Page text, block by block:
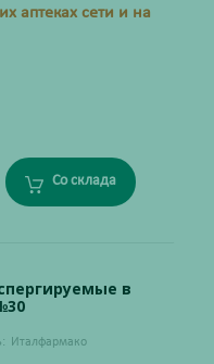
аптеках сети и на
Со склада
в
Италфармако